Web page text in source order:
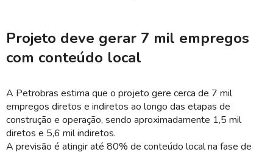
Projeto deve gerar 7 mil empregos
com conteúdo local
A Petrobras estima que o projeto gere cerca de 7 mil
empregos diretos e indiretos ao longo das etapas de
construção e operação, sendo aproximadamente 1,5 mil
diretos e 5,6 mil indiretos.
A previsão é atingir até 80% de conteúdo local na fase de